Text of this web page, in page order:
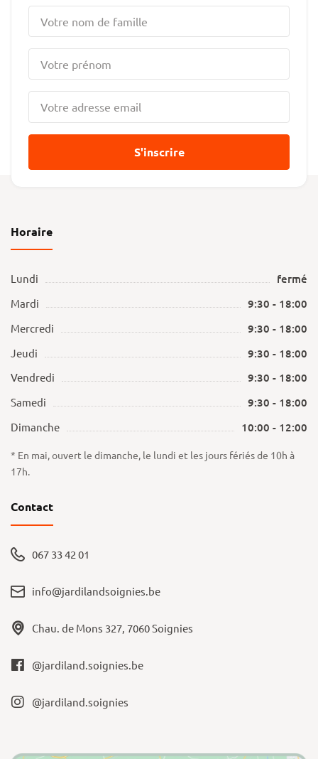
S'inscrire
Horaire
Lundi fermé
Mardi 9:30 - 18:00
Mercredi 9:30 - 18:00
Jeudi 9:30 - 18:00
Vendredi 9:30 - 18:00
Samedi 9:30 - 18:00
Dimanche 10:00 - 12:00
* En mai, ouvert le dimanche, le lundi et les jours fériés de 10h à
17h.
Contact
067 33 42 01
info@jardilandsoignies.be
Chau. de Mons 327, 7060 Soignies
@jardiland.soignies.be
@jardiland.soignies